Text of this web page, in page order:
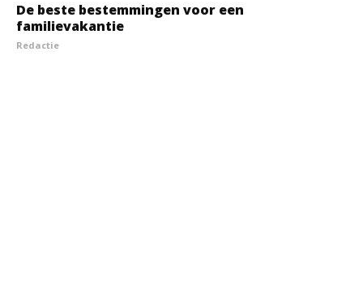
De beste bestemmingen voor een
familievakantie
Redactie